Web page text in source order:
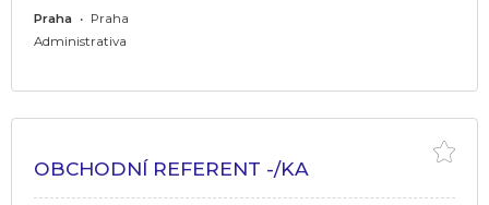
Praha • Praha
Administrativa
OBCHODNÍ REFERENT -/KA